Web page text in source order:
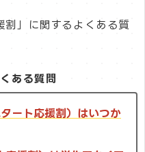
割」に関するよくある質
ある質問
ート応援割）はいつか